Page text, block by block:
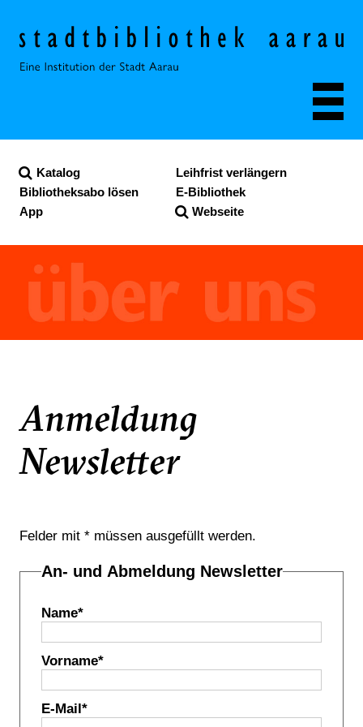
Navigieren in der
Katalog
Webseite
Leihfrist verlängern
Bibliotheksabo lösen
E-Bibliothek
App
Anmeldung
Newsletter
Felder mit * müssen ausgefüllt werden.
An- und Abmeldung Newsletter
Name*
Vorname*
E-Mail *